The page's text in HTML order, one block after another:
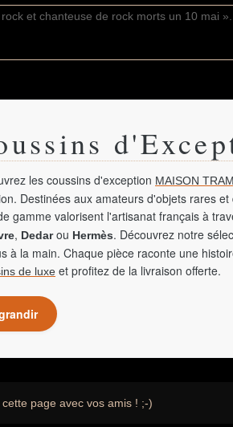
les coussins d'exception MAISON
Destinées aux amateurs d'objets rares
gamme valorisent l'artisanat français à
, Dedarou Hermès. Découvrez notre
à la main. Chaque pièce raconte une
de luxe et profitez de la livraison offerte.
page avec vos amis ! ;-)